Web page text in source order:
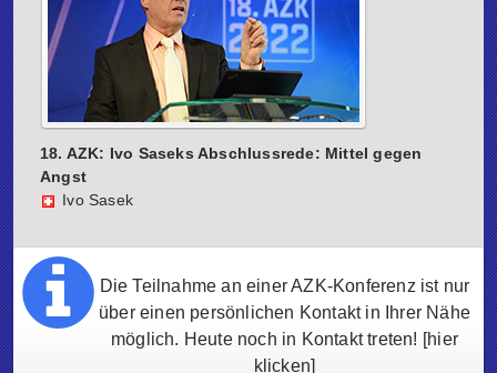
18. AZK: Ivo Saseks Abschlussrede: Mittel gegen
Angst
Ivo Sasek
Die Teilnahme an einer AZK-Konferenz ist nur
über einen persönlichen Kontakt in Ihrer Nähe
möglich. Heute noch in Kontakt treten! [hier
klicken]